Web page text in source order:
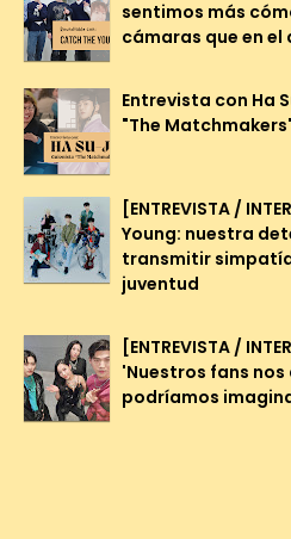
sentimos más
cámaras que en el
Entrevista con Ha
"The
[ENTREVISTA /
Young: nuestra
transmitir
juventud
[ENTREVISTA /
'Nuestros fans nos
podríamos